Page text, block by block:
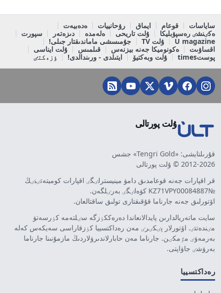
ساياسات قوعام ايماق رۋحانييات
ەدەبيەت
ەكٸنشٸ رەسپۋبليكا
ۇلت تاريحى ەلەمدە دىزەتەر
سپورت
U magazine
ۇلت TV
جۇمىسشى ماماندىقتار جىلى!
اقساۋىت
ەكونوميكا جەنە بيزنەس قىلمىس
ۇلت ايناسى
پوستtimes
ۇلت وبەكتيۆ ايتىلدى - ورىندالدى! ٶزەكتٸ
ۇلت پورتالى
قۇرىلتايشى: «Tengri Gold» جشس
2012-2026 © ۇلت پورتالى
قر اقپارات جەنە قوعامدىق دامۋ مينيسترلٸگٸ اقپارات كوميتەتٸنٸڭ
№KZ71VPY00084887 كۋەلٸگٸ بەرٸلگەن.
اۆتورلىق جەنە جارناما قۇقىقتارى تولىق ساقتالعان.
سايت ماتەريالدارىن پايدالانعاندا دەرەككٶزگە سٸلتەمە كٶرسەتۋ
مٸندەتتٸ. اۆتورلار پٸكٸرٸ مەن رەداكتسييا كٶزقاراسى سەيكەس كەلە
بەرمەۋٸ مٷمكٸن. جارناما مەن حابارلاندىرۋلاردىڭ مازمۇنىنا جارناما
بەرۋشٸ جاۋاپتى.
رەداكتسييا